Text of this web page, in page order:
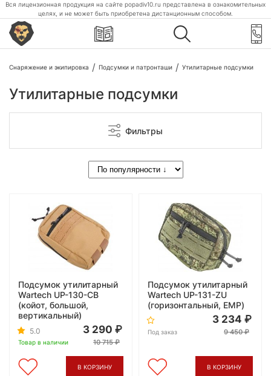
Вся лицензионная продукция на сайте popadiv10.ru представлена в ознакомительных
целях, и не может быть приобретена дистанционным способом.
Снаряжение и экипировка Подсумки и патронташи Утилитарные подсумки
Утилитарные подсумки
Фильтры
Подсумок утилитарный
Wartech UP-130-CB
(койот, большой,
вертикальный)
5.0
Товар в наличии
3 290
10 715
В КОРЗИНУ
Подсумок утилитарный
Wartech UP-131-ZU
(горизонтальный, ЕМР)
Под заказ
3 234
9 450
В КОРЗИНУ